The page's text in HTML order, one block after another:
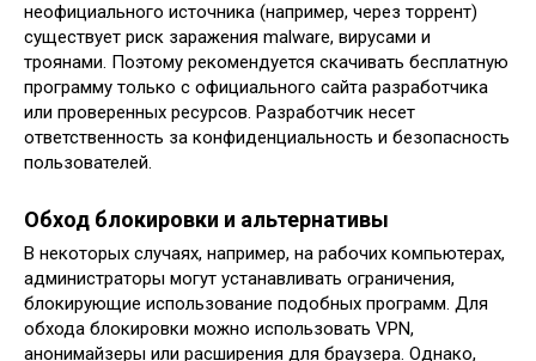
неофициального источника (например, через торрент)
существует риск заражения malware, вирусами и
троянами. Поэтому рекомендуется скачивать бесплатную
программу только с официального сайта разработчика
или проверенных ресурсов. Разработчик несет
ответственность за конфиденциальность и безопасность
пользователей.
Обход блокировки и альтернативы
В некоторых случаях, например, на рабочих компьютерах,
администраторы могут устанавливать ограничения,
блокирующие использование подобных программ. Для
обхода блокировки можно использовать VPN,
анонимайзеры или расширения для браузера. Однако,